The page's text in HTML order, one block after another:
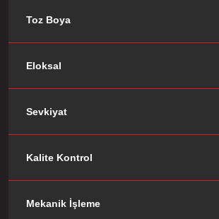
Toz Boya
Eloksal
Sevkiyat
Kalite Kontrol
Mekanik İşleme